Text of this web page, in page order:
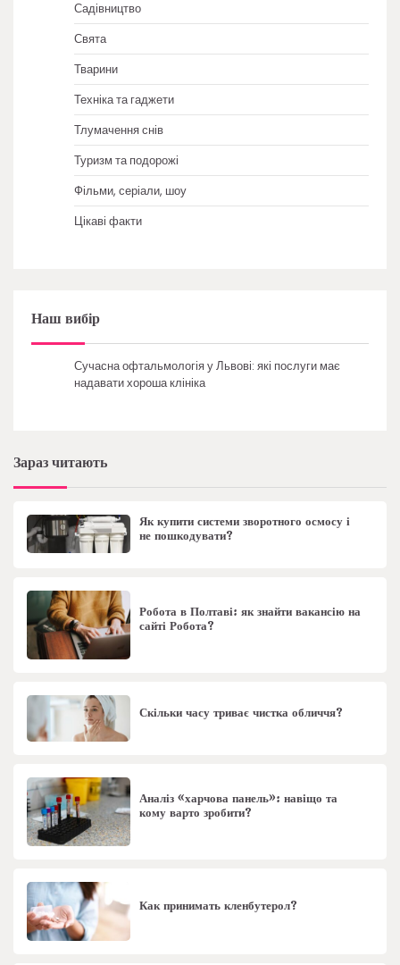
Садівництво
Свята
Тварини
Техніка та гаджети
Тлумачення снів
Туризм та подорожі
Фільми, серіали, шоу
Цікаві факти
Наш вибір
Сучасна офтальмологія у Львові: які послуги має
надавати хороша клініка
Зараз читають
Як купити системи зворотного осмосу і
не пошкодувати?
Робота в Полтаві: як знайти вакансію на
сайті Робота?
Скільки часу триває чистка обличчя?
Аналіз «харчова панель»: навіщо та
кому варто зробити?
Как принимать кленбутерол?